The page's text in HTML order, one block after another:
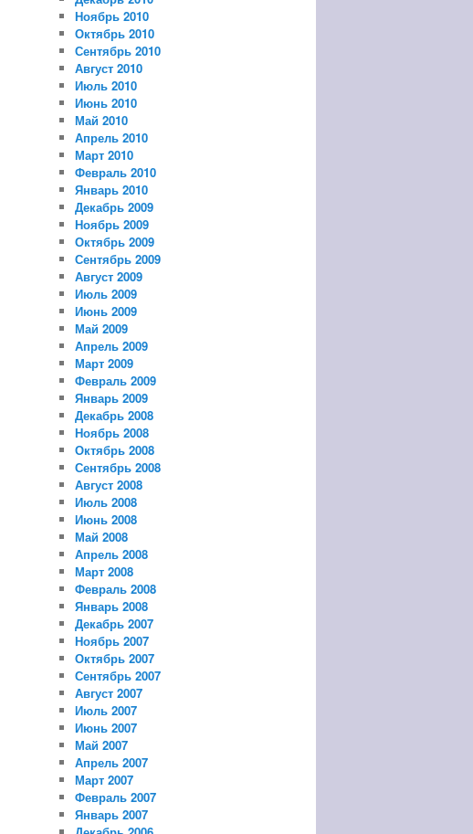
Ноябрь 2010
Октябрь 2010
Сентябрь 2010
Август 2010
Июль 2010
Июнь 2010
Май 2010
Апрель 2010
Март 2010
Февраль 2010
Январь 2010
Декабрь 2009
Ноябрь 2009
Октябрь 2009
Сентябрь 2009
Август 2009
Июль 2009
Июнь 2009
Май 2009
Апрель 2009
Март 2009
Февраль 2009
Январь 2009
Декабрь 2008
Ноябрь 2008
Октябрь 2008
Сентябрь 2008
Август 2008
Июль 2008
Июнь 2008
Май 2008
Апрель 2008
Март 2008
Февраль 2008
Январь 2008
Декабрь 2007
Ноябрь 2007
Октябрь 2007
Сентябрь 2007
Август 2007
Июль 2007
Июнь 2007
Май 2007
Апрель 2007
Март 2007
Февраль 2007
Январь 2007